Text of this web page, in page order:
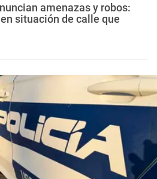
amenazas y robos:
situación de calle que